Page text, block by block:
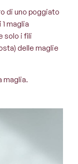
di uno poggiato
maglia
solo i fili
delle maglie
maglia.